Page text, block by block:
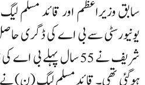
سابق وزیراعظم اور قائد مسلم
یونیورسٹی سے بی اے کی ڈگری
شریف نے 55 سال پہلے